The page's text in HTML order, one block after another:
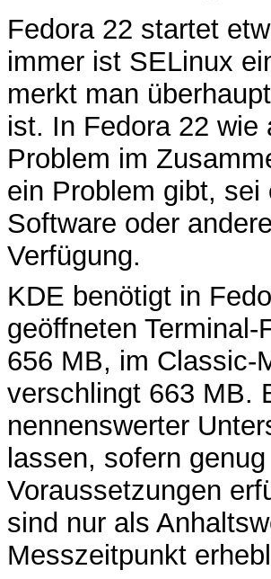
Fedora 22 startet
immer ist SELinux
merkt man
ist. In Fedora 22 wie
Problem im
ein Problem gibt,
Software oder
Verfügung.
KDE benötigt in
geöffneten
656 MB, im Classic-
verschlingt 663 MB.
nennenswerter
lassen, sofern
Voraussetzungen
sind nur als
Messzeitpunkt